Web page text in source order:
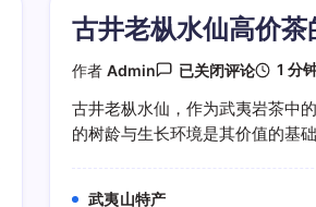
层
次
感
古井老枞水仙高价
作者 Admin
古
老
枞
水
已关闭评论 1 分
古井老枞水仙，作为武夷岩茶中
的树龄与生长环境是其价值的基
武夷山特产